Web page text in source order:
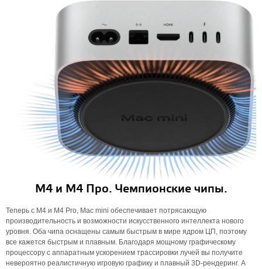
М4 и М4 Про. Чемпионские чипы.
Теперь с M4 и M4 Pro, Mac mini обеспечивает потрясающую
производительность и возможности искусственного интеллекта нового
уровня. Оба чипа оснащены самым быстрым в мире ядром ЦП, поэтому
все кажется быстрым и плавным. Благодаря мощному графическому
процессору с аппаратным ускорением трассировки лучей вы получите
невероятно реалистичную игровую графику и плавный 3D-рендеринг. А